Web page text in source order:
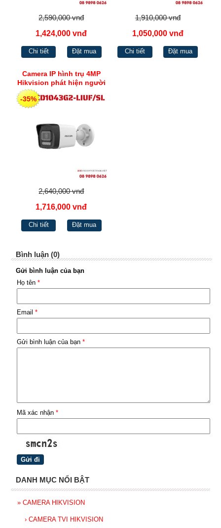
2,590,000 vnđ
1,424,000 vnđ
Chi tiết Đặt mua
1,910,000 vnđ
1,050,000 vnđ
Chi tiết Đặt mua
Camera IP hình trụ 4MP
Hikvision phát hiện người
và phương tiện cùng Chế
độ đèn thông minh DS-
2CD1043G2-LIUF/SL
-35%
2,640,000 vnđ
1,716,000 vnđ
Chi tiết Đặt mua
Bình luận (0)
Gửi bình luận của bạn
Họ tên *
Email *
Gửi bình luận của bạn *
Mã xác nhận *
DANH MỤC NỔI BẬT
» CAMERA HIKVISION
› CAMERA TVI HIKVISION